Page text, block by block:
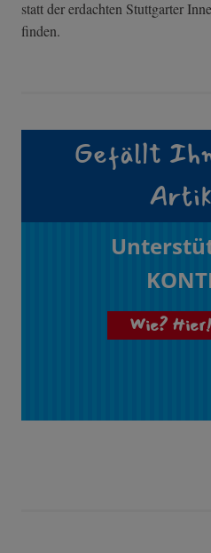
statt der erdachten Stuttgarter
finden.
Gefällt
Wie?